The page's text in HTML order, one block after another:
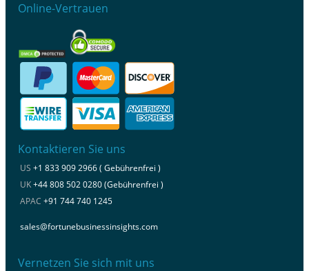
Online-Vertrauen
Kontaktieren Sie uns
US +1 833 909 2966 ( Gebührenfrei )
UK+44 808 502 0280 (Gebührenfrei )
APAC +91 744 740 1245
sales@fortunebusinessinsights.com
Vernetzen Sie sich mit uns